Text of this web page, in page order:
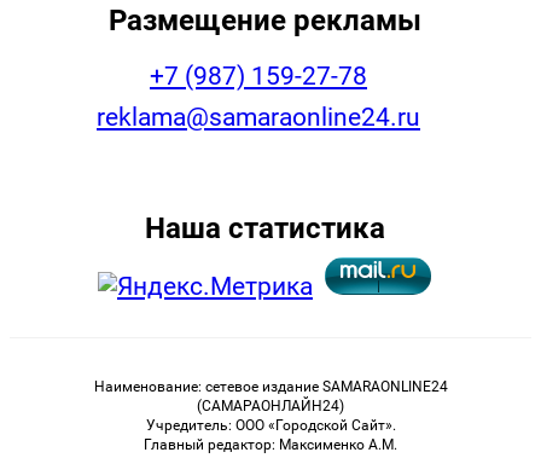
Размещение рекламы
+7 (987) 159-27-78
reklama@samaraonline24.ru
Наша статистика
Наименование: сетевое издание SAMARAONLINE24
(САМАРАОНЛАЙН24)
Учредитель: ООО «Городской Сайт».
Главный редактор: Максименко А.М.